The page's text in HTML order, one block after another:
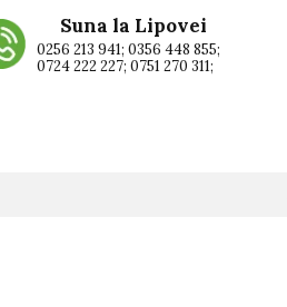
Suna la Lipovei
0256 213 941; 0356 448 855;
0724 222 227; 0751 270 311;